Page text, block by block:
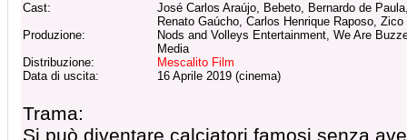
Cast:
José Carlos Araújo, Bebeto, Bernardo de
Renato Gaúcho, Carlos Henrique Raposo, Zico
Produzione:
Nods and Volleys Entertainment, We Are
Media
Distribuzione:
Mescalito Film
Data di uscita:
16 Aprile 2019 (cinema)
Trama:
Si può diventare calciatori famosi senza